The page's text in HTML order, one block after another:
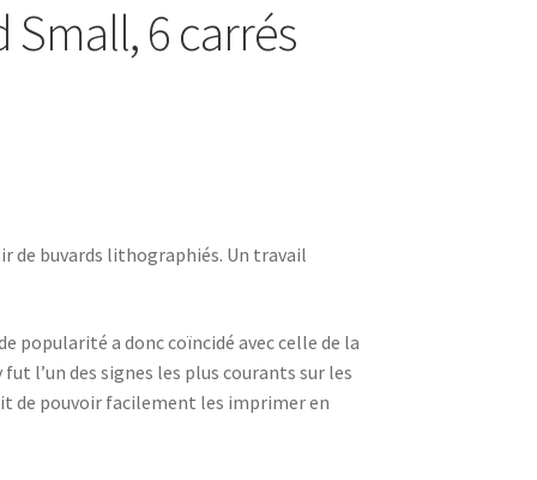
6 carrés
de buvards lithographiés. Un travail
popularité a donc coïncidé avec celle de la
l’un des signes les plus courants sur les
de pouvoir facilement les imprimer en